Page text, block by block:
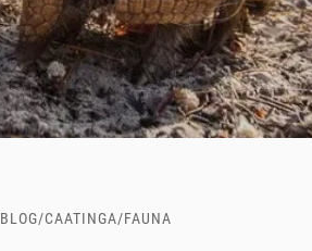
BLOG/CAATINGA/FAUNA